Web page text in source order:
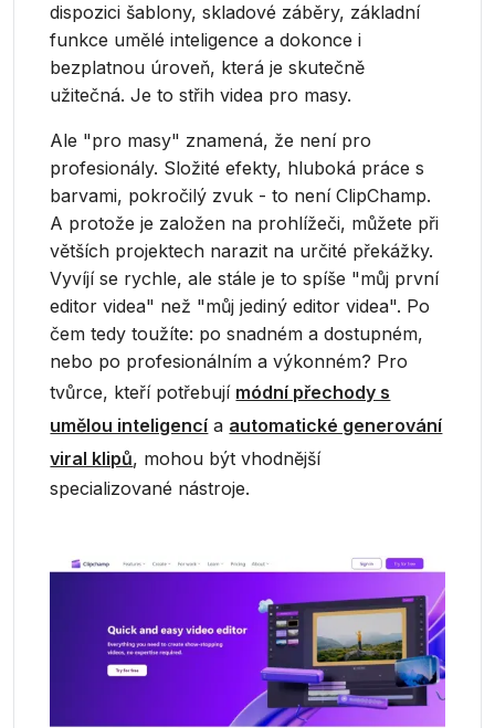
dispozici šablony, skladové záběry, základní
funkce umělé inteligence a dokonce i
bezplatnou úroveň, která je skutečně
užitečná. Je to střih videa pro masy.
Ale "pro masy" znamená, že není pro
profesionály. Složité efekty, hluboká práce s
barvami, pokročilý zvuk - to není ClipChamp.
A protože je založen na prohlížeči, můžete při
větších projektech narazit na určité překážky.
Vyvíjí se rychle, ale stále je to spíše "můj první
editor videa" než "můj jediný editor videa". Po
čem tedy toužíte: po snadném a dostupném,
nebo po profesionálním a výkonném? Pro
tvůrce, kteří potřebují módní přechody s
umělou inteligencí a automatické generování
viral klipů, mohou být vhodnější
specializované nástroje.